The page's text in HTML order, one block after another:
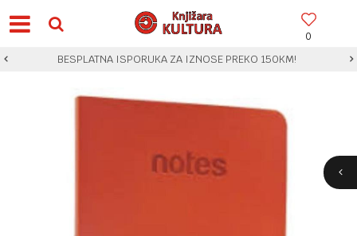
0
BESPLATNA ISPORUKA ZA IZNOSE PREKO 150KM!